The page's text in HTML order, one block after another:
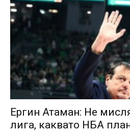
Eргин Атаман: Не
лига, каквато НБА